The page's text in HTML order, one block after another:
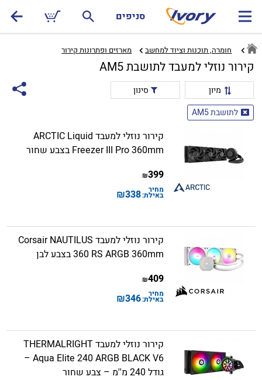
סניפים
חומרה, תוכנות וציוד למחשב מארזים ופתרונות קירור‏
קירור נוזלי למעבד לתושבת AM5
מיון
סינון
לתושבת AM5
קירור נוזלי למעבד ARCTIC Liquid
Freezer III Pro 360mm בצבע שחור
399
₪
מחיר
באילת:338
₪
קירור נוזלי למעבד Corsair NAUTILUS
360 RS ARGB 360mm בצבע לבן
409
₪
מחיר
באילת:346
₪
קירור נוזלי למעבד THERMALRIGHT
Aqua Elite 240 ARGB BLACK V6 –
גודל 240 מ''מ – צבע שחור